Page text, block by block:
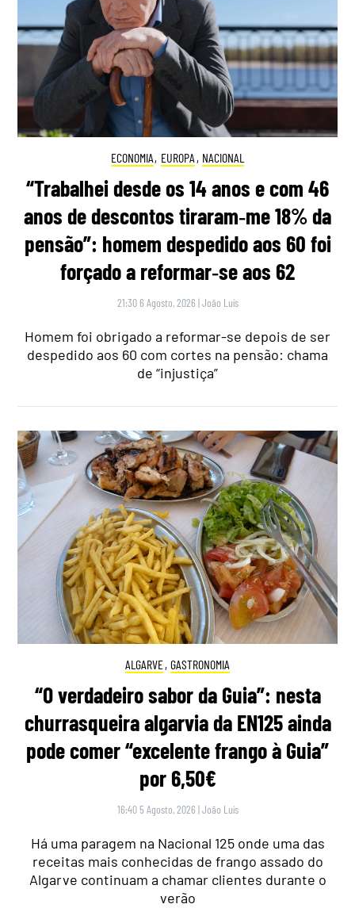
ECONOMIA, EUROPA , NACIONAL
“Trabalhei desde os 14 anos e com 46
anos de descontos tiraram‑me 18% da
pensão”: homem despedido aos 60 foi
forçado a reformar‑se aos 62
21:30 6 Agosto, 2026 |João Luís
Homem foi obrigado a reformar-se depois de ser
despedido aos 60 com cortes na pensão: chama
de “injustiça”
ALGARVE, GASTRONOMIA
“O verdadeiro sabor da Guia”: nesta
churrasqueira algarvia da EN125 ainda
pode comer “excelente frango à Guia”
por 6,50€
16:40 5 Agosto, 2026 |João Luís
Há uma paragem na Nacional 125 onde uma das
receitas mais conhecidas de frango assado do
Algarve continuam a chamar clientes durante o
verão